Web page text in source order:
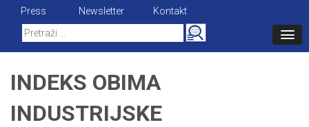
Press Newsletter
Kontakt
Search
for:
INDEKS OBIMA
INDUSTRIJSKE